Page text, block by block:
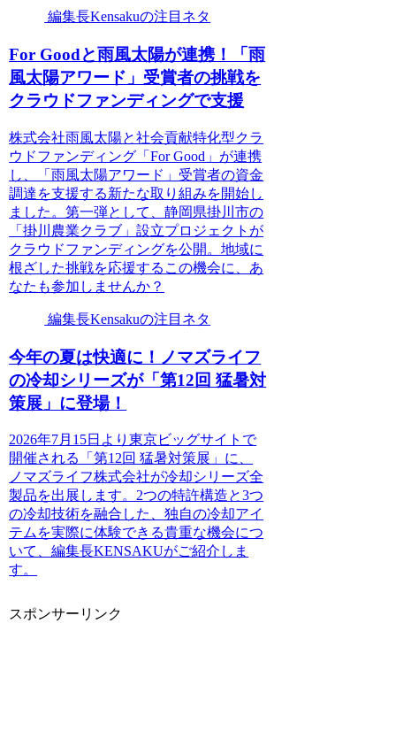
編集長Kensakuの注目ネタ
For Goodと雨風太陽が連携！「雨
風太陽アワード」受賞者の挑戦を
クラウドファンディングで支援
株式会社雨風太陽と社会貢献特化型クラ
ウドファンディング「For Good」が連携
し、「雨風太陽アワード」受賞者の資金
調達を支援する新たな取り組みを開始し
ました。第一弾として、静岡県掛川市の
「掛川農業クラブ」設立プロジェクトが
クラウドファンディングを公開。地域に
根ざした挑戦を応援するこの機会に、あ
なたも参加しませんか？
編集長Kensakuの注目ネタ
今年の夏は快適に！ノマズライフ
の冷却シリーズが「第12回 猛暑対
策展」に登場！
2026年7月15日より東京ビッグサイトで
開催される「第12回 猛暑対策展」に、
ノマズライフ株式会社が冷却シリーズ全
製品を出展します。2つの特許構造と3つ
の冷却技術を融合した、独自の冷却アイ
テムを実際に体験できる貴重な機会につ
いて、編集長KENSAKUがご紹介しま
す。
スポンサーリンク